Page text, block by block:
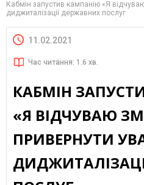
Кабмін запустив кампанію «Я
диджиталізації державних послуг
11.02.2021
Час читання: 1.6 хв.
КАБМІН
«Я ВІДЧУВАЮ
ПРИВЕРНУТИ